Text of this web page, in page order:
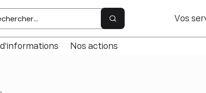
sur le site
Rechercher sur le site
Vos
Nos actions